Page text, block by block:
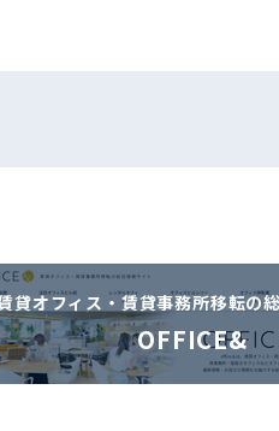
貸オフィス・賃貸事務所移転の
OFFICE&